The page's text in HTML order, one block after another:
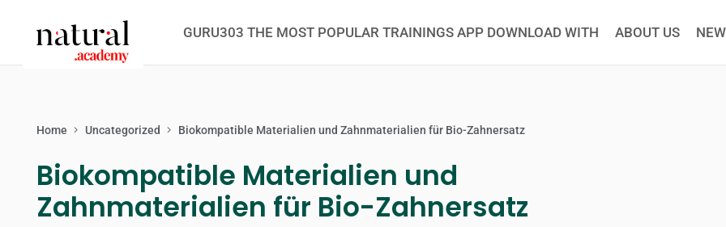
GURU303 THE MOST POPULAR TRAININGS APP DOWNLOAD WITH ABOUT US
Home Uncategorized Biokompatible Materialien und Zahnmaterialien für Bio-Zahnersatz
Biokompatible Materialien und
Zahnmaterialien für Bio-Zahnersatz